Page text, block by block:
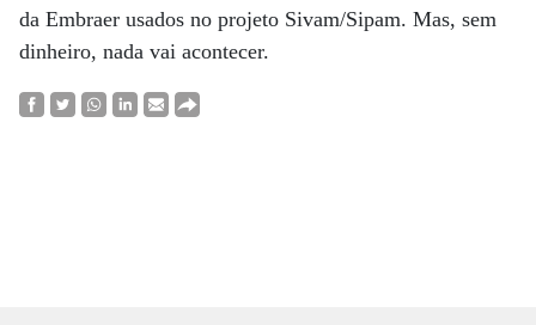
da Embraer usados no projeto Sivam/Sipam. Mas, sem
dinheiro, nada vai acontecer.